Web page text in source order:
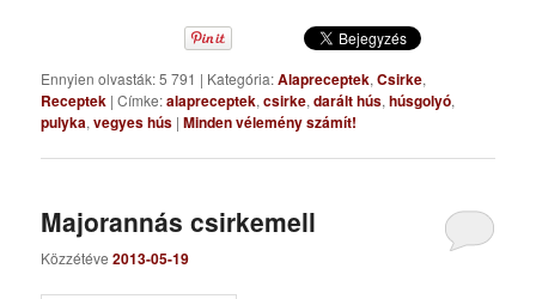
Ennyien olvasták: 5 791 | Kategória:Alapreceptek,Csirke,
Receptek |Címke:alapreceptek,csirke,darált hús,húsgolyó,
pulyka,vegyes hús |Minden vélemény számít!
Majorannás csirkemell
Közzétéve2013-05-19